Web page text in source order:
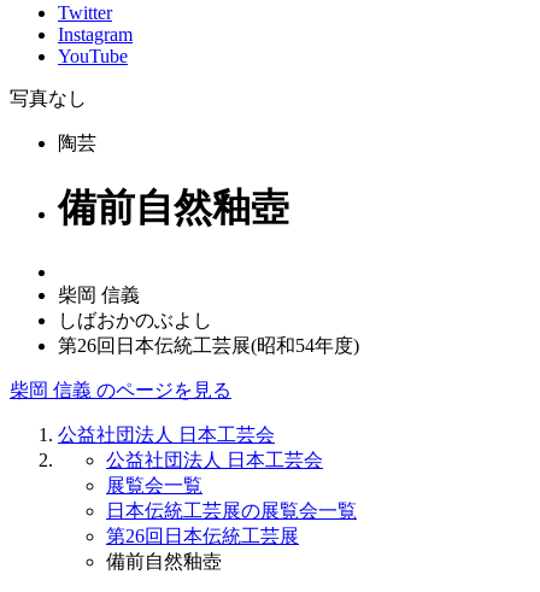
Twitter
Instagram
YouTube
写真なし
陶芸
備前自然釉壺
柴岡 信義
しばおかのぶよし
第26回日本伝統工芸展(昭和54年度)
柴岡 信義 のページを見る
公益社団法人 日本工芸会
公益社団法人 日本工芸会
展覧会一覧
日本伝統工芸展の展覧会一覧
第26回日本伝統工芸展
備前自然釉壺